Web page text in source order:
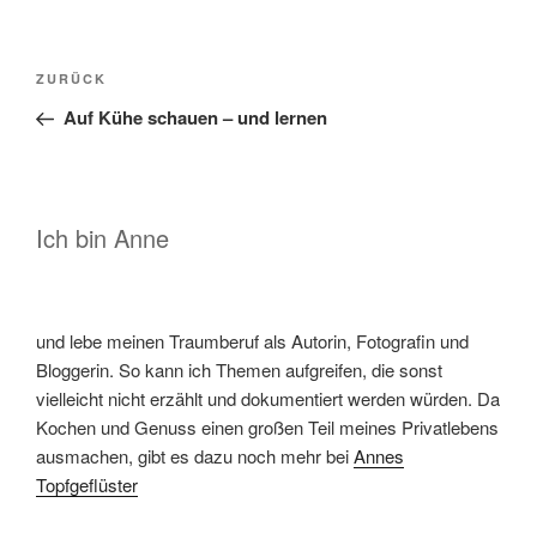
Beitragsnavigation
Vorheriger
Beitrag
ZURÜCK
Auf Kühe schauen – und lernen
Ich bin Anne
und lebe meinen Traumberuf als Autorin, Fotografin und
Bloggerin. So kann ich Themen aufgreifen, die sonst
vielleicht nicht erzählt und dokumentiert werden würden. Da
Kochen und Genuss einen großen Teil meines Privatlebens
ausmachen, gibt es dazu noch mehr beiAnnes
Topfgeflüster